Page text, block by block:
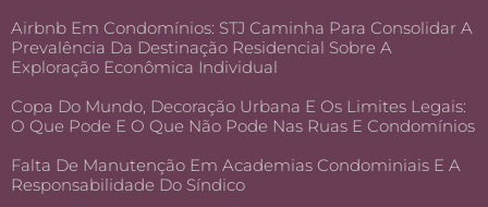
Airbnb Em Condomínios: STJ Caminha Para Consolidar A
Prevalência Da Destinação Residencial Sobre A
Exploração Econômica Individual
Copa Do Mundo, Decoração Urbana E Os Limites Legais:
O Que Pode E O Que Não Pode Nas Ruas E Condomínios
Falta De Manutenção Em Academias Condominiais E A
Responsabilidade Do Síndico